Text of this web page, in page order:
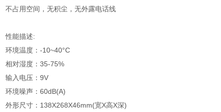
不占用空间，无积尘，无外露电话线
性能描述:
环境温度：-10~40°C
相对湿度：35-75%
输入电压：9V
环境噪声：60dB(A)
外形尺寸：138X268X46mm(宽X高X深)